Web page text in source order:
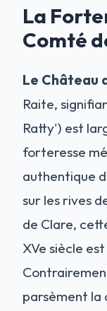
La
Comté
Le Château
Raite,
Ratty') est
forteresse
authentique
sur les rives
de Clare,
XVe siècle
parsèment la